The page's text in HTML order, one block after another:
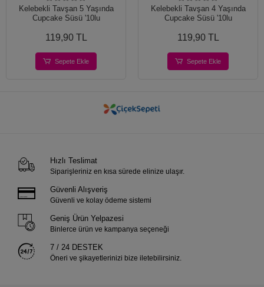
Kelebekli Tavşan 5 Yaşında
Cupcake Süsü '10lu
119,90 TL
Sepete Ekle
Kelebekli Tavşan 4 Yaşında
Cupcake Süsü '10lu
119,90 TL
Sepete Ekle
Hızlı Teslimat
Siparişleriniz en kısa sürede elinize ulaşır.
Güvenli Alışveriş
Güvenli ve kolay ödeme sistemi
Geniş Ürün Yelpazesi
Binlerce ürün ve kampanya seçeneği
7 / 24 DESTEK
Öneri ve şikayetlerinizi bize iletebilirsiniz.